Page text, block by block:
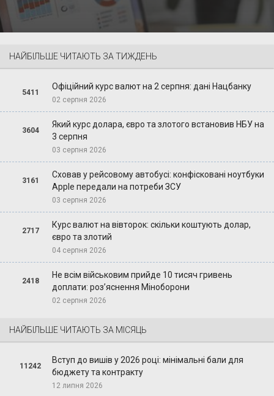
НАЙБІЛЬШЕ ЧИТАЮТЬ ЗА ТИЖДЕНЬ
5411
Офіційний курс валют на 2 серпня: дані Нацбанку
02 серпня 2026
3604
Який курс долара, євро та злотого встановив НБУ на
3 серпня
03 серпня 2026
3161
Сховав у рейсовому автобусі: конфісковані ноутбуки
Apple передали на потреби ЗСУ
03 серпня 2026
2717
Курс валют на вівторок: скільки коштують долар,
євро та злотий
04 серпня 2026
2418
Не всім військовим прийде 10 тисяч гривень
доплати: роз’яснення Міноборони
02 серпня 2026
НАЙБІЛЬШЕ ЧИТАЮТЬ ЗА МІСЯЦЬ
11242
Вступ до вишів у 2026 році: мінімальні бали для
бюджету та контракту
12 липня 2026